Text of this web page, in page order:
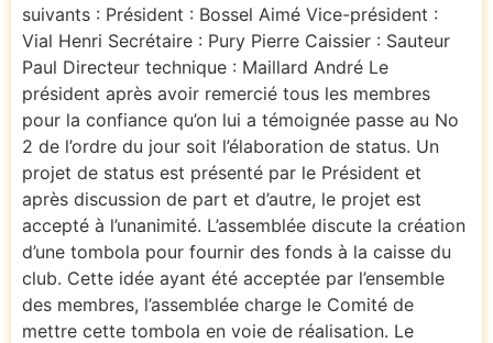
suivants : Président : Bossel Aimé Vice-président :
Vial Henri Secrétaire : Pury Pierre Caissier : Sauteur
Paul Directeur technique : Maillard André Le
président après avoir remercié tous les membres
pour la confiance qu’on lui a témoignée passe au No
2 de l’ordre du jour soit l’élaboration de status. Un
projet de status est présenté par le Président et
après discussion de part et d’autre, le projet est
accepté à l’unanimité. L’assemblée discute la création
d’une tombola pour fournir des fonds à la caisse du
club. Cette idée ayant été acceptée par l’ensemble
des membres, l’assemblée charge le Comité de
mettre cette tombola en voie de réalisation. Le